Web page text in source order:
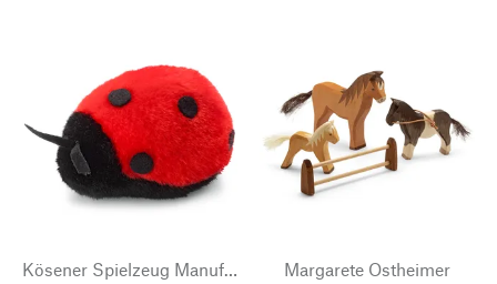
Kösener Spielzeug Manufaktur
Margarete Ostheimer